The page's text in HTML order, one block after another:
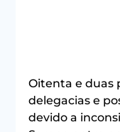
Oitenta e duas
delegacias e
devido a